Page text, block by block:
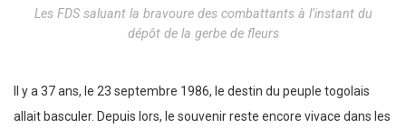
Les FDS saluant la bravoure des combattants à l’instant du
dépôt de la gerbe de fleurs
Il y a 37 ans, le 23 septembre 1986, le destin du peuple togolais
allait basculer. Depuis lors, le souvenir reste encore vivace dans les